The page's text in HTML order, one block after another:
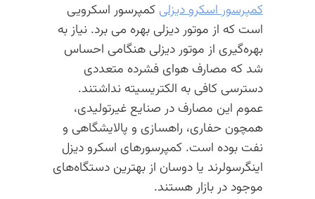
کمپرسور اسکرو دیزلی کمپرسور اسکرویی
است که از موتور دیزلی بهره می برد. نیاز به
بهره‌گیری از موتور دیزلی هنگامی احساس
شد که مصارف هوای فشرده متعددی
دسترسی کافی به الکتریسیته نداشتند.
عموم این مصارف در صنایع غیرتولیدی،
همچون حفاری، راهسازی و پالایشگاهی و
نفت بوده است. کمپرسورهای اسکرو دیزل
اینگرسولرند یا دوسان از بهترین دستگاه‌های
موجود در بازار هستند.